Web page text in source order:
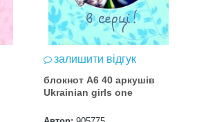
залишити відгук
блокнот А6 40 аркушів
Ukrainian girls one